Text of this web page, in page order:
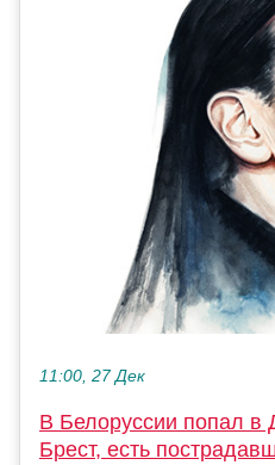
11:00, 27 Дек
В Белоруссии попал в
Брест, есть